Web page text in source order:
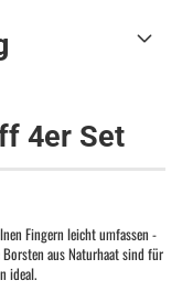
4er Set
Fingern leicht umfassen -
aus Naturhaat sind für
ideal.